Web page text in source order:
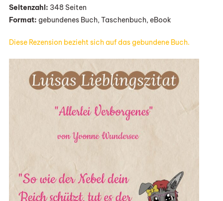
Seitenzahl: 348 Seiten
Format: gebundenes Buch, Taschenbuch, eBook
Diese Rezension bezieht sich auf das gebundene Buch.